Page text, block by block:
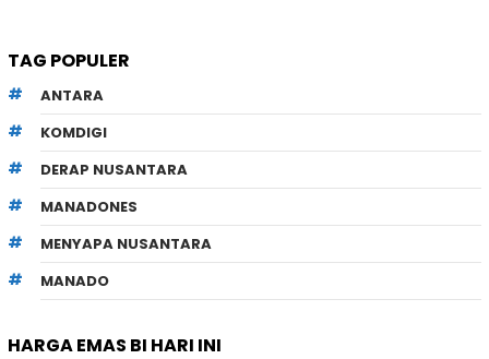
TAG POPULER
ANTARA
KOMDIGI
DERAP NUSANTARA
MANADONES
MENYAPA NUSANTARA
MANADO
HARGA EMAS BI HARI INI